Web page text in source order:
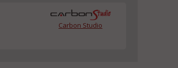
Carbon Studio